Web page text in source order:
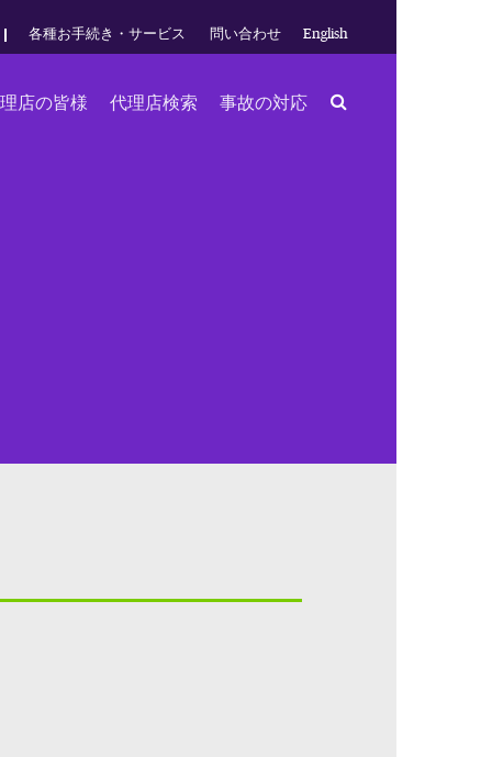
各種お手続き・サービス 問い合わせ English
店の皆様 代理店検索 事故の対応 Search